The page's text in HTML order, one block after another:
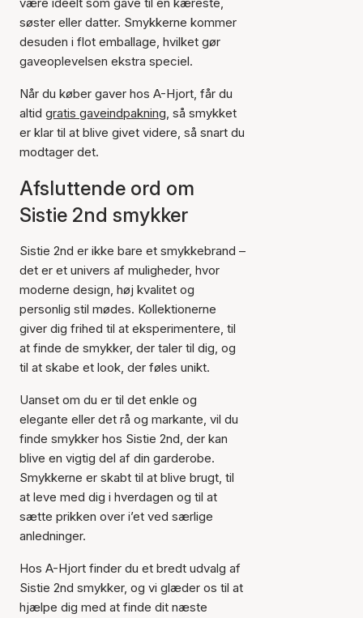
søster eller datter. Smykkerne kommer
desuden i flot emballage, hvilket gør
gaveoplevelsen ekstra speciel.
Når du køber gaver hos A-Hjort, får du
altid gratis gaveindpakning, så smykket
er klar til at blive givet videre, så snart du
modtager det.
Afsluttende ord om
Sistie 2nd smykker
Sistie 2nd er ikke bare et smykkebrand –
det er et univers af muligheder, hvor
moderne design, høj kvalitet og
personlig stil mødes. Kollektionerne
giver dig frihed til at eksperimentere, til
at finde de smykker, der taler til dig, og
til at skabe et look, der føles unikt.
Uanset om du er til det enkle og
elegante eller det rå og markante, vil du
finde smykker hos Sistie 2nd, der kan
blive en vigtig del af din garderobe.
Smykkerne er skabt til at blive brugt, til
at leve med dig i hverdagen og til at
sætte prikken over i’et ved særlige
anledninger.
Hos A-Hjort finder du et bredt udvalg af
Sistie 2nd smykker, og vi glæder os til at
hjælpe dig med at finde dit næste